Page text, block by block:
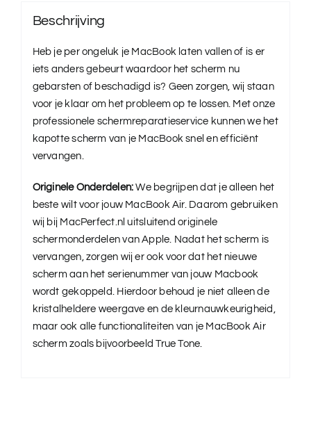
Beschrijving
Heb je per ongeluk je MacBook laten vallen of is er
iets anders gebeurt waardoor het scherm nu
gebarsten of beschadigd is? Geen zorgen, wij staan
voor je klaar om het probleem op te lossen. Met onze
professionele schermreparatieservice kunnen we het
kapotte scherm van je MacBook snel en efficiënt
vervangen.
Originele Onderdelen: We begrijpen dat je alleen het
beste wilt voor jouw MacBook Air. Daarom gebruiken
wij bij MacPerfect.nl uitsluitend originele
schermonderdelen van Apple. Nadat het scherm is
vervangen, zorgen wij er ook voor dat het nieuwe
scherm aan het serienummer van jouw Macbook
wordt gekoppeld. Hierdoor behoud je niet alleen de
kristalheldere weergave en de kleurnauwkeurigheid,
maar ook alle functionaliteiten van je MacBook Air
scherm zoals bijvoorbeeld True Tone.